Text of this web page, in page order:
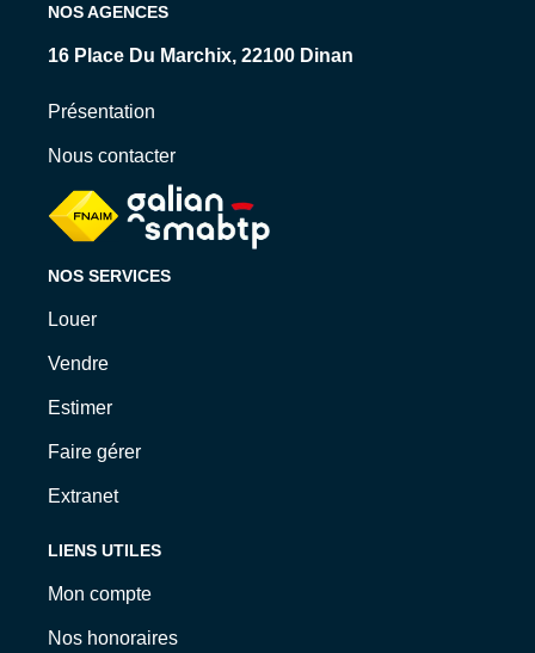
NOS AGENCES
15 Rue Levavasseur, 35800 Dinard
Présentation
Nous contacter
NOS SERVICES
Louer
Vendre
Estimer
Faire gérer
Extranet
LIENS UTILES
Mon compte
Nos honoraires